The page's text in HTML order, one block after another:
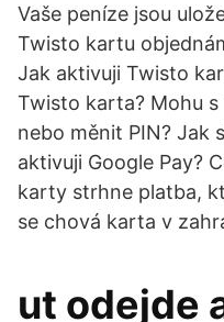
Vaše peníze jsou
Twisto kartu
Jak aktivuji Twisto
Twisto karta? Mohu
nebo měnit PIN? Jak
aktivuji Google Pay?
karty strhne platba,
se chová karta v
ut odejde